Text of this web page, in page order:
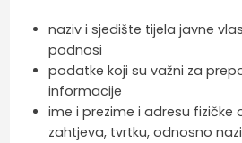
naziv i sjedište tijela javne
podnosi
podatke koji su važni za
informacije
ime i prezime i adresu
zahtjeva, tvrtku, odnosno